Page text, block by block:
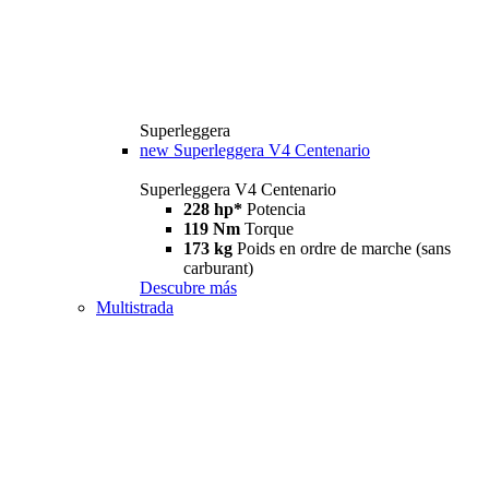
Superleggera
new Superleggera V4 Centenario
Superleggera V4 Centenario
228 hp* Potencia
119 Nm Torque
173 kg Poids en ordre de marche (sans
carburant)
Descubre más
Multistrada